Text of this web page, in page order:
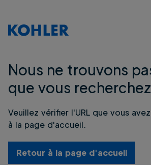
Nous ne trouvons
que vous recherchez
Veuillez vérifier l'URL que vous
à la page d'accueil.
Retour à la page d'accueil